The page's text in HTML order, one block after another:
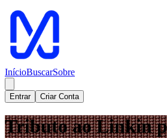
InícioBuscarSobre
Entrar Criar Conta
Tributo ao Linkin